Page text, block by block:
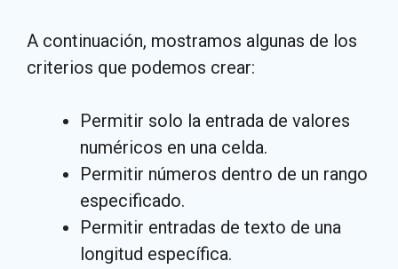
A continuación, mostramos algunas de los
criterios que podemos crear:
Permitir solo la entrada de valores
numéricos en una celda.
Permitir números dentro de un rango
especificado.
Permitir entradas de texto de una
longitud específica.